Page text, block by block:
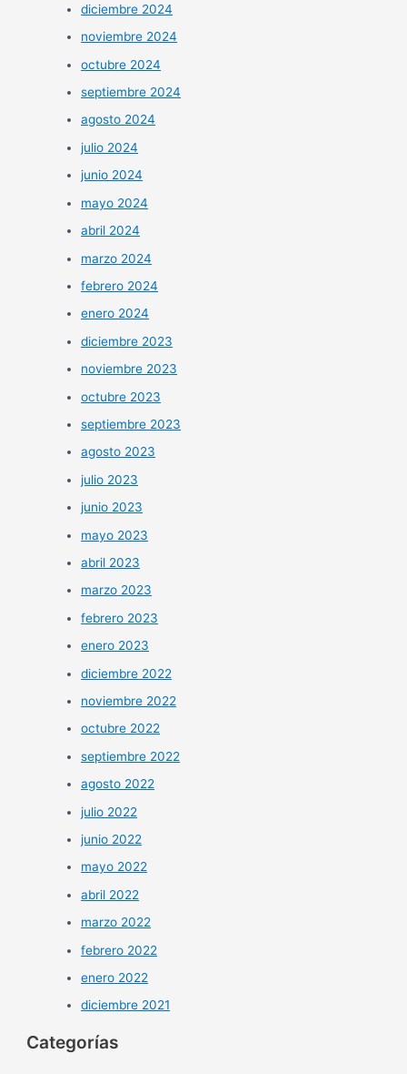
diciembre 2024
noviembre 2024
octubre 2024
septiembre 2024
agosto 2024
julio 2024
junio 2024
mayo 2024
abril 2024
marzo 2024
febrero 2024
enero 2024
diciembre 2023
noviembre 2023
octubre 2023
septiembre 2023
agosto 2023
julio 2023
junio 2023
mayo 2023
abril 2023
marzo 2023
febrero 2023
enero 2023
diciembre 2022
noviembre 2022
octubre 2022
septiembre 2022
agosto 2022
julio 2022
junio 2022
mayo 2022
abril 2022
marzo 2022
febrero 2022
enero 2022
diciembre 2021
Categorías